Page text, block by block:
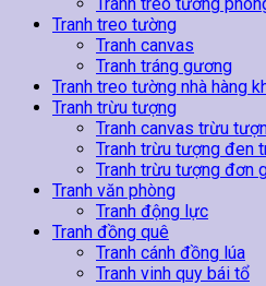
Tranh treo tường
Tranh canvas
Tranh tráng gương
Tranh treo tường nhà hàng
Tranh trừu tượng
Tranh canvas trừu
Tranh trừu tượng đen
Tranh trừu tượng đơn
Tranh văn phòng
Tranh động lực
Tranh đồng quê
Tranh cánh đồng lúa
Tranh vinh quy bái tổ